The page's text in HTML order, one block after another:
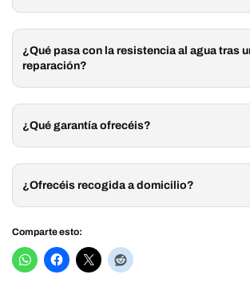
¿Qué pasa con la resistencia al agua tras
reparación?
¿Qué garantía ofrecéis?
¿Ofrecéis recogida a domicilio?
Comparte esto: